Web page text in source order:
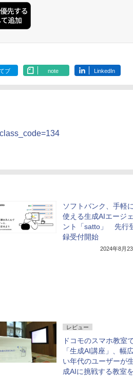
ブ note LinkedIn
ソフトバンク、手軽に
使える生成AIエージェ
ント「satto」 先行
録受付開始
2024年8月
レビュー
ドコモのスマホ教室
「生成AI講座」、幅
い年代のユーザーが
成AIに挑戦する教室を